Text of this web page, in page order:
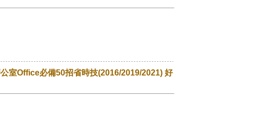
室Office必備50招省時技(2016/2019/2021) 好